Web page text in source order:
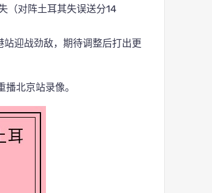
（对阵土耳其失误送分14
迎战劲敌，期待调整后打出更
北京站录像。